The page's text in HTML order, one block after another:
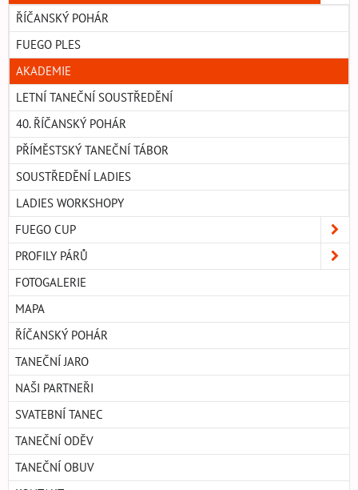
ŘÍČANSKÝ POHÁR
FUEGO PLES
AKADEMIE
LETNÍ TANEČNÍ SOUSTŘEDĚNÍ
40. ŘÍČANSKÝ POHÁR
PŘÍMĚSTSKÝ TANEČNÍ TÁBOR
SOUSTŘEDĚNÍ LADIES
LADIES WORKSHOPY
FUEGO CUP
PROFILY PÁRŮ
FOTOGALERIE
MAPA
ŘÍČANSKÝ POHÁR
TANEČNÍ JARO
NAŠI PARTNEŘI
SVATEBNÍ TANEC
TANEČNÍ ODĚV
TANEČNÍ OBUV